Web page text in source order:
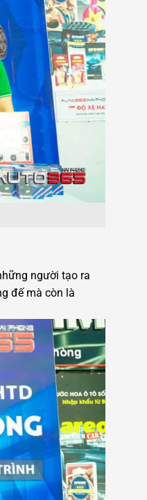
người tạo ra
đế mà còn là